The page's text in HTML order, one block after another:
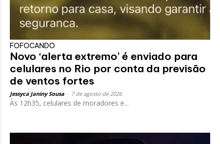
FOFOCANDO
Novo ‘alerta extremo’ é enviado para
celulares no Rio por conta da previsão
de ventos fortes
Jessyca Janiny Sousa 7 de agosto de 2026
Às 12h35, celulares de moradores e...